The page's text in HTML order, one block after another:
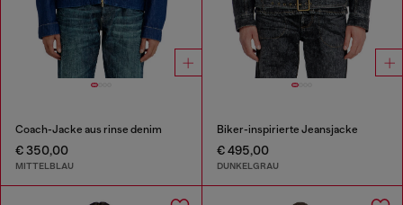
Coach-Jacke aus rinse denim
€ 350,00
MITTELBLAU
Biker-inspirierte Jeansjacke
€ 495,00
DUNKELGRAU